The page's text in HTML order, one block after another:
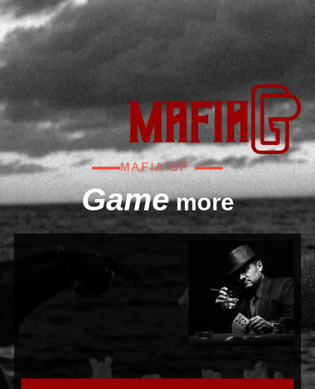
MAFIA GP
more
Game
.